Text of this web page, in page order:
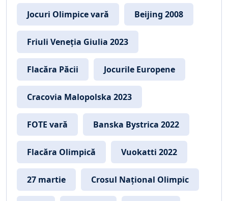
Jocuri Olimpice vară Beijing 2008
Friuli Veneția Giulia 2023
Flacăra Păcii Jocurile Europene
Cracovia Malopolska 2023
FOTE vară Banska Bystrica 2022
Flacăra Olimpică Vuokatti 2022
27 martie Crosul Național Olimpic